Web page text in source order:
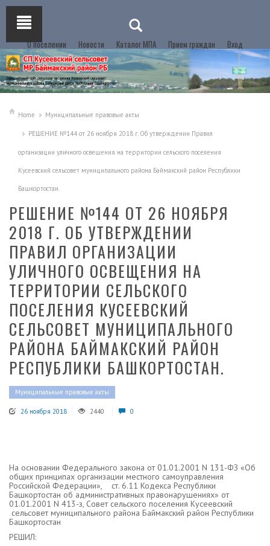
О поселении Новости Каталог МПА Прием граждан Вход
Home Муниципальные правовые акты
РЕШЕНИЕ №144 от 26 ноября 2018 г. Об утверждении Правил
организации уличного освещения на территории сельского поселения
Кусеевский сельсовет муниципального района Баймакский район Республики
Башкортостан.
РЕШЕНИЕ №144 ОТ 26 НОЯБРЯ
2018 Г. ОБ УТВЕРЖДЕНИИ
ПРАВИЛ ОРГАНИЗАЦИИ
УЛИЧНОГО ОСВЕЩЕНИЯ НА
ТЕРРИТОРИИ СЕЛЬСКОГО
ПОСЕЛЕНИЯ КУСЕЕВСКИЙ
СЕЛЬСОВЕТ МУНИЦИПАЛЬНОГО
РАЙОНА БАЙМАКСКИЙ РАЙОН
РЕСПУБЛИКИ БАШКОРТОСТАН.
Муниципальные правовые акты
26 ноября 2018 2440 0
На основании Федерального закона от 01.01.2001 N 131-ФЗ «Об
общих принципах организации местного самоуправления
Российской Федерации», ст. 6.11 Кодекса Республики
Башкортостан об административных правонарушениях» от
01.01.2001 N 413-з, Совет сельского поселения Кусеевский
сельсовет муниципального района Баймакский район Республики
Башкортостан
РЕШИЛ: